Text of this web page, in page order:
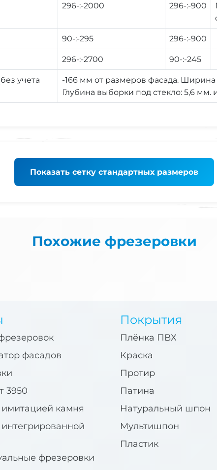
296-:-2000 296-:-900
90-:-295 296-:-900
296-:-2700 90-:-245
учета
-166 мм от размеров фасада.
Глубина выборки под стекло: 5,6 мм.
Показать сетку стандартных размеров
Похожие фрезеровки
фасадов
3950
камня
фрезеровки
Покрытия
Плёнка ПВХ
Краска
Протир
Патина
Натуральный шпон
Мультишпон
Пластик